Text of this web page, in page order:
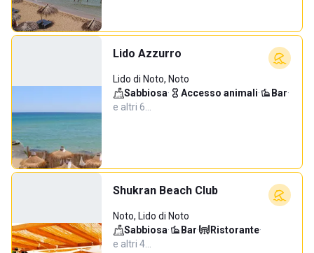
Lido Azzurro
Lido di Noto, Noto
Sabbiosa· Accesso animali· Bar·
e altri 6…
Shukran Beach Club
Noto, Lido di Noto
Sabbiosa· Bar· Ristorante·
e altri 4…